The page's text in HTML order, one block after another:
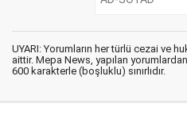
UYARI: Yorumların her türlü cezai ve
aittir. Mepa News, yapılan
600 karakterle (boşluklu) sınırlıdır.